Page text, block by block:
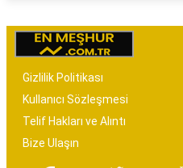
Gizlilik Politikası
Kullanıcı Sözleşmesi
Telif Hakları ve Alıntı
Bize Ulaşın